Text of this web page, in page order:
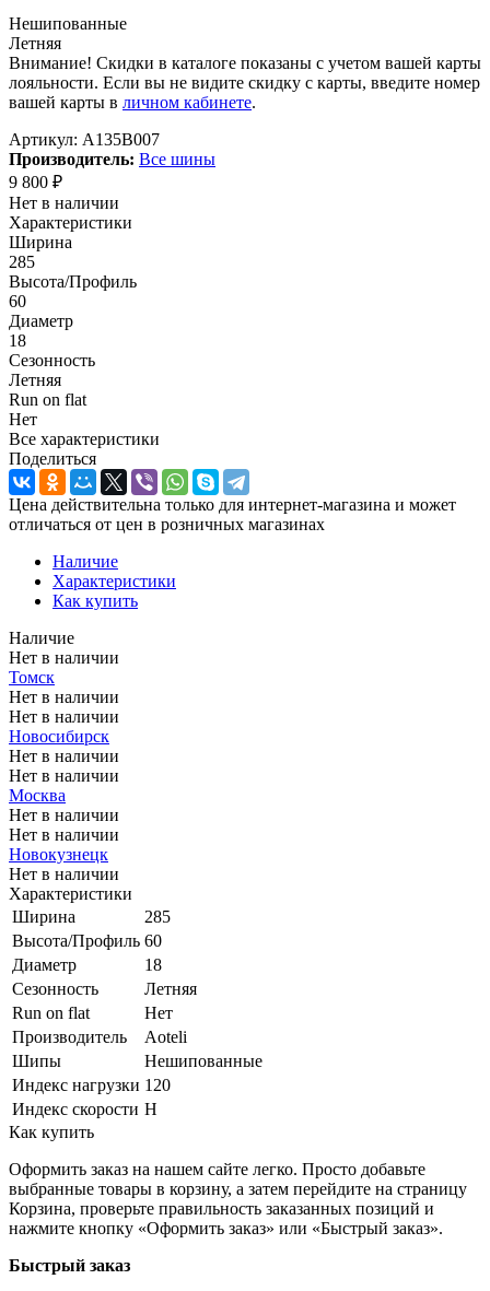
Нешипованные
Летняя
Внимание! Скидки в каталоге показаны с учетом вашей карты
лояльности. Если вы не видите скидку с карты, введите номер
вашей карты в личном кабинете.
Артикул: A135B007
Производитель: Все шины
9 800 ₽
Нет в наличии
Характеристики
Ширина
285
Высота/Профиль
60
Диаметр
18
Сезонность
Летняя
Run on flat
Нет
Все характеристики
Поделиться
Цена действительна только для интернет-магазина и может
отличаться от цен в розничных магазинах
Наличие
Характеристики
Как купить
Наличие
Нет в наличии
Томск
Нет в наличии
Нет в наличии
Новосибирск
Нет в наличии
Нет в наличии
Москва
Нет в наличии
Нет в наличии
Новокузнецк
Нет в наличии
Характеристики
Ширина
285
Высота/Профиль 60
Диаметр
18
Сезонность
Летняя
Run on flat
Нет
Производитель
Aoteli
Шипы
Нешипованные
Индекс нагрузки 120
Индекс скорости H
Как купить
Оформить заказ на нашем сайте легко. Просто добавьте
выбранные товары в корзину, а затем перейдите на страницу
Корзина, проверьте правильность заказанных позиций и
нажмите кнопку «Оформить заказ» или «Быстрый заказ».
Быстрый заказ